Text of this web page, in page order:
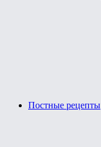
Постные рецепты